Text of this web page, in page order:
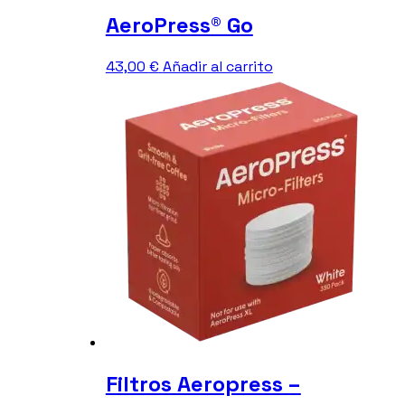
AeroPress® Go
43,00 € Añadir al carrito
Filtros Aeropress –